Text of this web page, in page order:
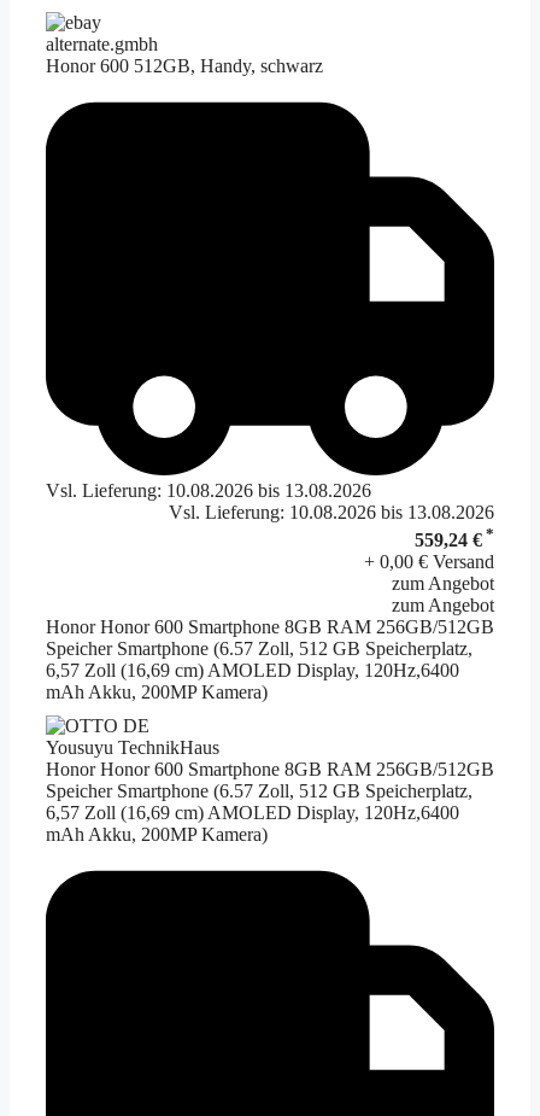
alternate.gmbh
Honor 600 512GB, Handy, schwarz
Vsl. Lieferung: 10.08.2026 bis 13.08.2026
Vsl. Lieferung: 10.08.2026 bis 13.08.2026
559,24 € *
+ 0,00 € Versand
zum Angebot
zum Angebot
Honor Honor 600 Smartphone 8GB RAM 256GB/512GB
Speicher Smartphone (6.57 Zoll, 512 GB Speicherplatz,
6,57 Zoll (16,69 cm) AMOLED Display, 120Hz,6400
mAh Akku, 200MP Kamera)
Yousuyu TechnikHaus
Honor Honor 600 Smartphone 8GB RAM 256GB/512GB
Speicher Smartphone (6.57 Zoll, 512 GB Speicherplatz,
6,57 Zoll (16,69 cm) AMOLED Display, 120Hz,6400
mAh Akku, 200MP Kamera)